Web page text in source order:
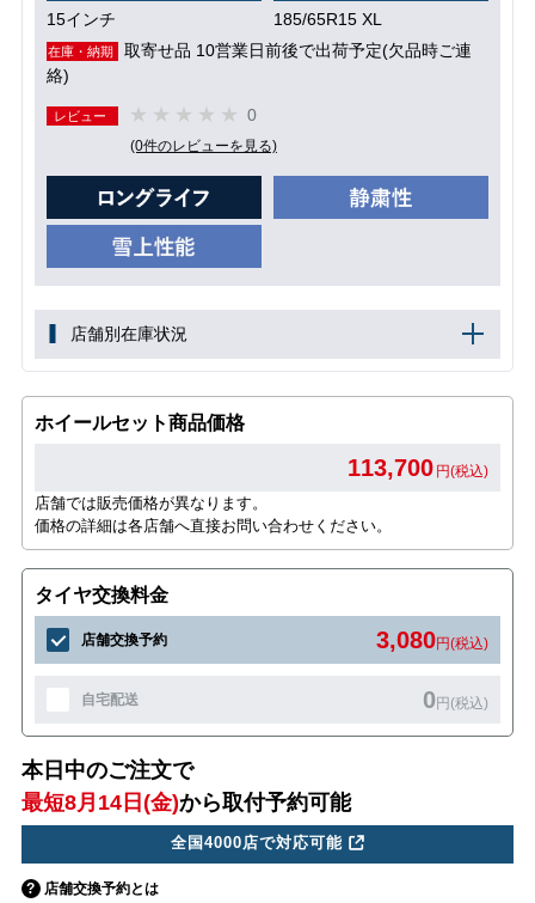
15インチ 185/65R15 XL
在庫・納期
取寄せ品 10営業日前後で出荷予定(欠品時ご連
絡)
レビュー 0
(0件のレビューを見る)
店舗別在庫状況
ホイールセット商品価格
113,700 円(税込)
店舗では販売価格が異なります。
価格の詳細は各店舗へ直接お問い合わせください。
タイヤ交換料金
店舗交換予約 3,080円(税込)
自宅配送 0円(税込)
本日中のご注文で
最短8月14日(金)から取付予約可能
全国4000店で対応可能
店舗交換予約とは